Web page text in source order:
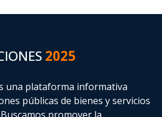
2025
una plataforma informativa
públicas de bienes y servicios